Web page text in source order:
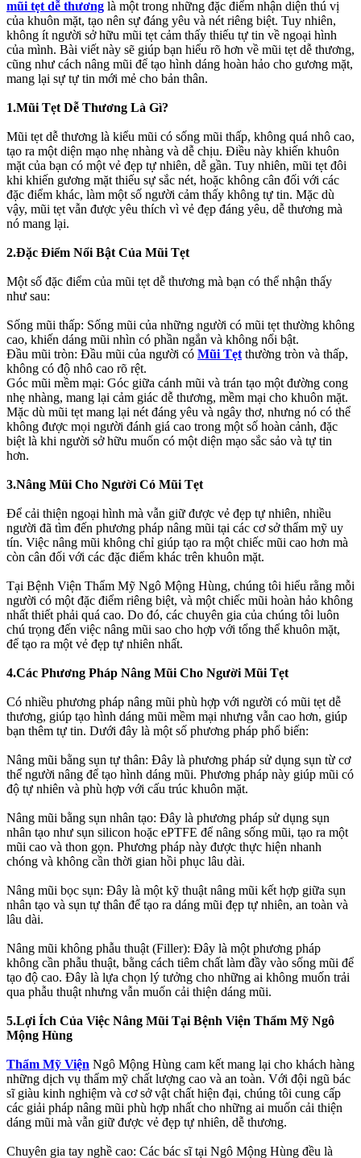
mũi tẹt dễ thương là một trong những đặc điểm nhận diện thú vị
của khuôn mặt, tạo nên sự đáng yêu và nét riêng biệt. Tuy nhiên,
không ít người sở hữu mũi tẹt cảm thấy thiếu tự tin về ngoại hình
của mình. Bài viết này sẽ giúp bạn hiểu rõ hơn về mũi tẹt dễ thương,
cũng như cách nâng mũi để tạo hình dáng hoàn hảo cho gương mặt,
mang lại sự tự tin mới mẻ cho bản thân.
1.Mũi Tẹt Dễ Thương Là Gì?
Mũi tẹt dễ thương là kiểu mũi có sống mũi thấp, không quá nhô cao,
tạo ra một diện mạo nhẹ nhàng và dễ chịu. Điều này khiến khuôn
mặt của bạn có một vẻ đẹp tự nhiên, dễ gần. Tuy nhiên, mũi tẹt đôi
khi khiến gương mặt thiếu sự sắc nét, hoặc không cân đối với các
đặc điểm khác, làm một số người cảm thấy không tự tin. Mặc dù
vậy, mũi tẹt vẫn được yêu thích vì vẻ đẹp đáng yêu, dễ thương mà
nó mang lại.
2.Đặc Điểm Nổi Bật Của Mũi Tẹt
Một số đặc điểm của mũi tẹt dễ thương mà bạn có thể nhận thấy
như sau:
Sống mũi thấp: Sống mũi của những người có mũi tẹt thường không
cao, khiến dáng mũi nhìn có phần ngắn và không nổi bật.
Đầu mũi tròn: Đầu mũi của người có Mũi Tẹt thường tròn và thấp,
không có độ nhô cao rõ rệt.
Góc mũi mềm mại: Góc giữa cánh mũi và trán tạo một đường cong
nhẹ nhàng, mang lại cảm giác dễ thương, mềm mại cho khuôn mặt.
Mặc dù mũi tẹt mang lại nét đáng yêu và ngây thơ, nhưng nó có thể
không được mọi người đánh giá cao trong một số hoàn cảnh, đặc
biệt là khi người sở hữu muốn có một diện mạo sắc sảo và tự tin
hơn.
3.Nâng Mũi Cho Người Có Mũi Tẹt
Để cải thiện ngoại hình mà vẫn giữ được vẻ đẹp tự nhiên, nhiều
người đã tìm đến phương pháp nâng mũi tại các cơ sở thẩm mỹ uy
tín. Việc nâng mũi không chỉ giúp tạo ra một chiếc mũi cao hơn mà
còn cân đối với các đặc điểm khác trên khuôn mặt.
Tại Bệnh Viện Thẩm Mỹ Ngô Mộng Hùng, chúng tôi hiểu rằng mỗi
người có một đặc điểm riêng biệt, và một chiếc mũi hoàn hảo không
nhất thiết phải quá cao. Do đó, các chuyên gia của chúng tôi luôn
chú trọng đến việc nâng mũi sao cho hợp với tổng thể khuôn mặt,
để tạo ra một vẻ đẹp tự nhiên nhất.
4.Các Phương Pháp Nâng Mũi Cho Người Mũi Tẹt
Có nhiều phương pháp nâng mũi phù hợp với người có mũi tẹt dễ
thương, giúp tạo hình dáng mũi mềm mại nhưng vẫn cao hơn, giúp
bạn thêm tự tin. Dưới đây là một số phương pháp phổ biến:
Nâng mũi bằng sụn tự thân: Đây là phương pháp sử dụng sụn từ cơ
thể người nâng để tạo hình dáng mũi. Phương pháp này giúp mũi có
độ tự nhiên và phù hợp với cấu trúc khuôn mặt.
Nâng mũi bằng sụn nhân tạo: Đây là phương pháp sử dụng sụn
nhân tạo như sụn silicon hoặc ePTFE để nâng sống mũi, tạo ra một
mũi cao và thon gọn. Phương pháp này được thực hiện nhanh
chóng và không cần thời gian hồi phục lâu dài.
Nâng mũi bọc sụn: Đây là một kỹ thuật nâng mũi kết hợp giữa sụn
nhân tạo và sụn tự thân để tạo ra dáng mũi đẹp tự nhiên, an toàn và
lâu dài.
Nâng mũi không phẫu thuật (Filler): Đây là một phương pháp
không cần phẫu thuật, bằng cách tiêm chất làm đầy vào sống mũi để
tạo độ cao. Đây là lựa chọn lý tưởng cho những ai không muốn trải
qua phẫu thuật nhưng vẫn muốn cải thiện dáng mũi.
5.Lợi Ích Của Việc Nâng Mũi Tại Bệnh Viện Thẩm Mỹ Ngô
Mộng Hùng
Thẩm Mỹ Viện Ngô Mộng Hùng cam kết mang lại cho khách hàng
những dịch vụ thẩm mỹ chất lượng cao và an toàn. Với đội ngũ bác
sĩ giàu kinh nghiệm và cơ sở vật chất hiện đại, chúng tôi cung cấp
các giải pháp nâng mũi phù hợp nhất cho những ai muốn cải thiện
dáng mũi mà vẫn giữ được vẻ đẹp tự nhiên, dễ thương.
Chuyên gia tay nghề cao: Các bác sĩ tại Ngô Mộng Hùng đều là